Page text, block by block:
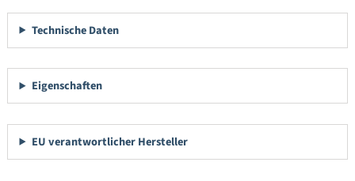
Technische Daten
Eigenschaften
EU verantwortlicher Hersteller